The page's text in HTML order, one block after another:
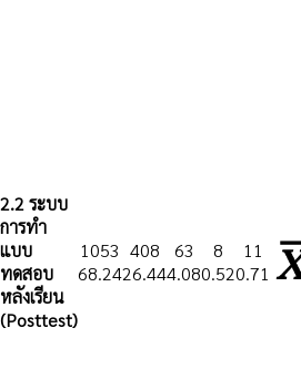
2.2 ระบบ
การทำ
แบบ
ทดสอบ
หลังเรียน
(Posttest)
1053
68.24
408
26.44
63
4.08
8
0.52
11
0.71